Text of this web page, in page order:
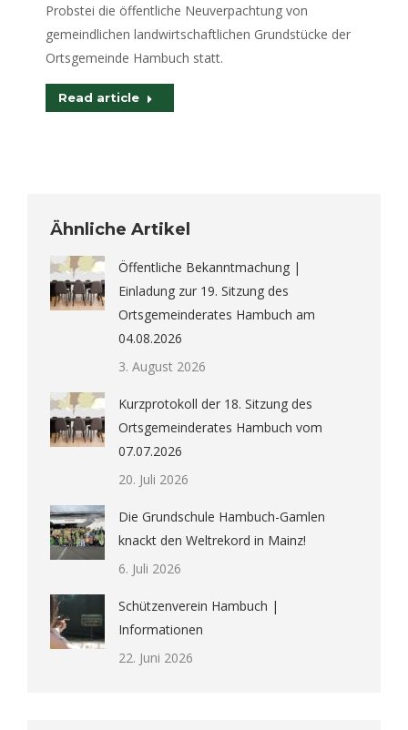
Probstei die öffentliche Neuverpachtung von
gemeindlichen landwirtschaftlichen Grundstücke der
Ortsgemeinde Hambuch statt.
Read article
Ähnliche Artikel
Öffentliche Bekanntmachung |
Einladung zur 19. Sitzung des
Ortsgemeinderates Hambuch am
04.08.2026
3. August 2026
Kurzprotokoll der 18. Sitzung des
Ortsgemeinderates Hambuch vom
07.07.2026
20. Juli 2026
Die Grundschule Hambuch-Gamlen
knackt den Weltrekord in Mainz!
6. Juli 2026
Schützenverein Hambuch |
Informationen
22. Juni 2026